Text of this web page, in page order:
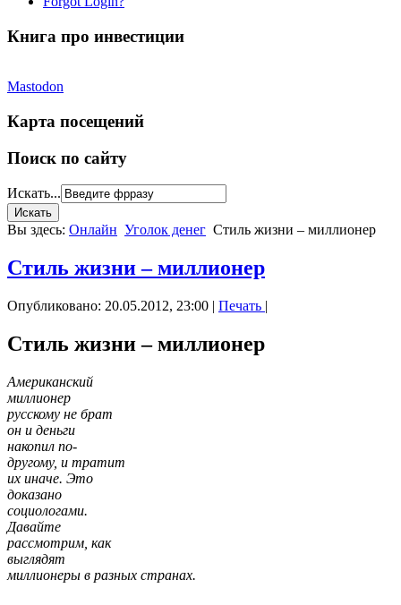
Книга про инвестиции
Mastodon
Карта посещений
Поиск по сайту
Искать...
Вы здесь: Онлайн Уголок денег Стиль жизни – миллионер
Стиль жизни – миллионер
Опубликовано: 20.05.2012, 23:00 | Печать |
Стиль жизни – миллионер
Американский
миллионер
русскому не брат
он и деньги
накопил по-
другому, и тратит
их иначе. Это
доказано
социологами.
Давайте
рассмотрим, как
выглядят
миллионеры в разных странах.